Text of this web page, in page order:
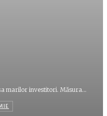
marilor investitori. Măsura...